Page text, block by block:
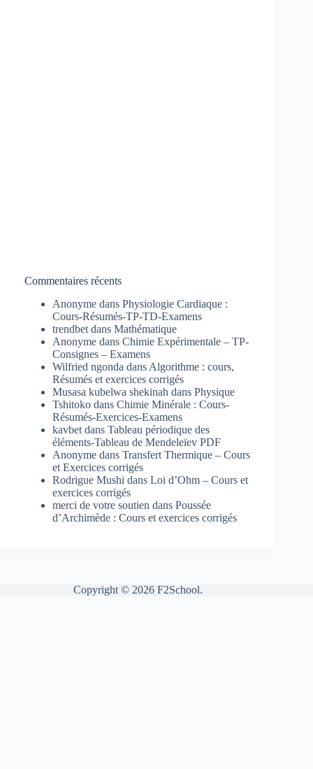
Commentaires récents
Anonyme dans Physiologie Cardiaque :
Cours-Résumés-TP-TD-Examens
trendbet dans Mathématique
Anonyme dans Chimie Expérimentale – TP-
Consignes – Examens
Wilfried ngonda dans Algorithme : cours,
Résumés et exercices corrigés
Musasa kubelwa shekinah dans Physique
Tshitoko dans Chimie Minérale : Cours-
Résumés-Exercices-Examens
kavbet dans Tableau périodique des
éléments-Tableau de Mendeleïev PDF
Anonyme dans Transfert Thermique – Cours
et Exercices corrigés
Rodrigue Mushi dans Loi d’Ohm – Cours et
exercices corrigés
merci de votre soutien dans Poussée
d’Archimède : Cours et exercices corrigés
Copyright © 2026 F2School.